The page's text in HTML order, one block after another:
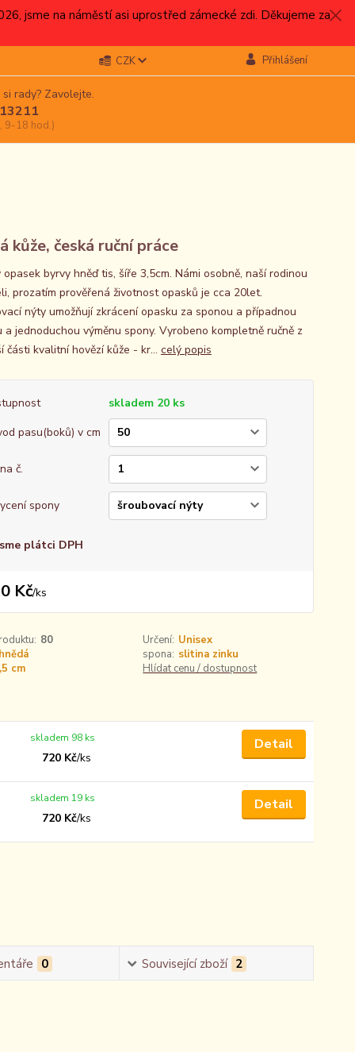
jsme na náměstí asi uprostřed zámecké zdi. Děkujeme za
CZK Přihlášení
rady? Zavolejte.
9-18 hod.)
kůže, česká ruční práce
opasek byrvy hněď tis, šíře 3,5cm. Námi osobně, naší rodinou
prozatím prověřená životnost opasků je cca 20let.
nýty umožňují zkrácení opasku za sponou a případnou
a jednoduchou výměnu spony. Vyrobeno kompletně ručně z
části kvalitní hovězí kůže - kr... celý popis
skladem 20 ks
pasu(boků) v cm
č.
spony
plátci DPH
Kč/ks
80 Určení: Unisex
hnědá spona: slitina zinku
cm Hlídat cenu / dostupnost
720 Kč/ks
skladem 98 ks Detail
720 Kč/ks
skladem 19 ks Detail
0 Související zboží 2